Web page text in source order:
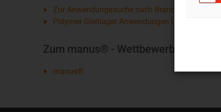
Zur Anwendungssuche nach Branche und
Polymer Gleitlager Anwendungen Übersicht
Zum manus® - Wettbewerb
manus®